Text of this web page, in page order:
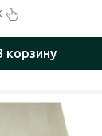
корзину